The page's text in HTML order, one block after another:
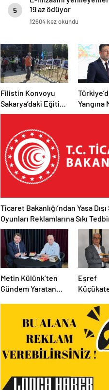
5
19 az ödüyor
12604 kez okundu
Filistin Konvoyu
Sakarya’daki Eğitim
Kampını
Etabı Başlıyor
Yangına
Edildi:
Ticaret Bakanlığı’ndan Yasa Dışı
Oyunları Reklamlarına Sıkı
Metin Külünk’ten
Gündem Yaratan
Siyasete İlişkin
Mesajlar
Eşref
Hüseyin
Mutlu’ya
Ziyaret